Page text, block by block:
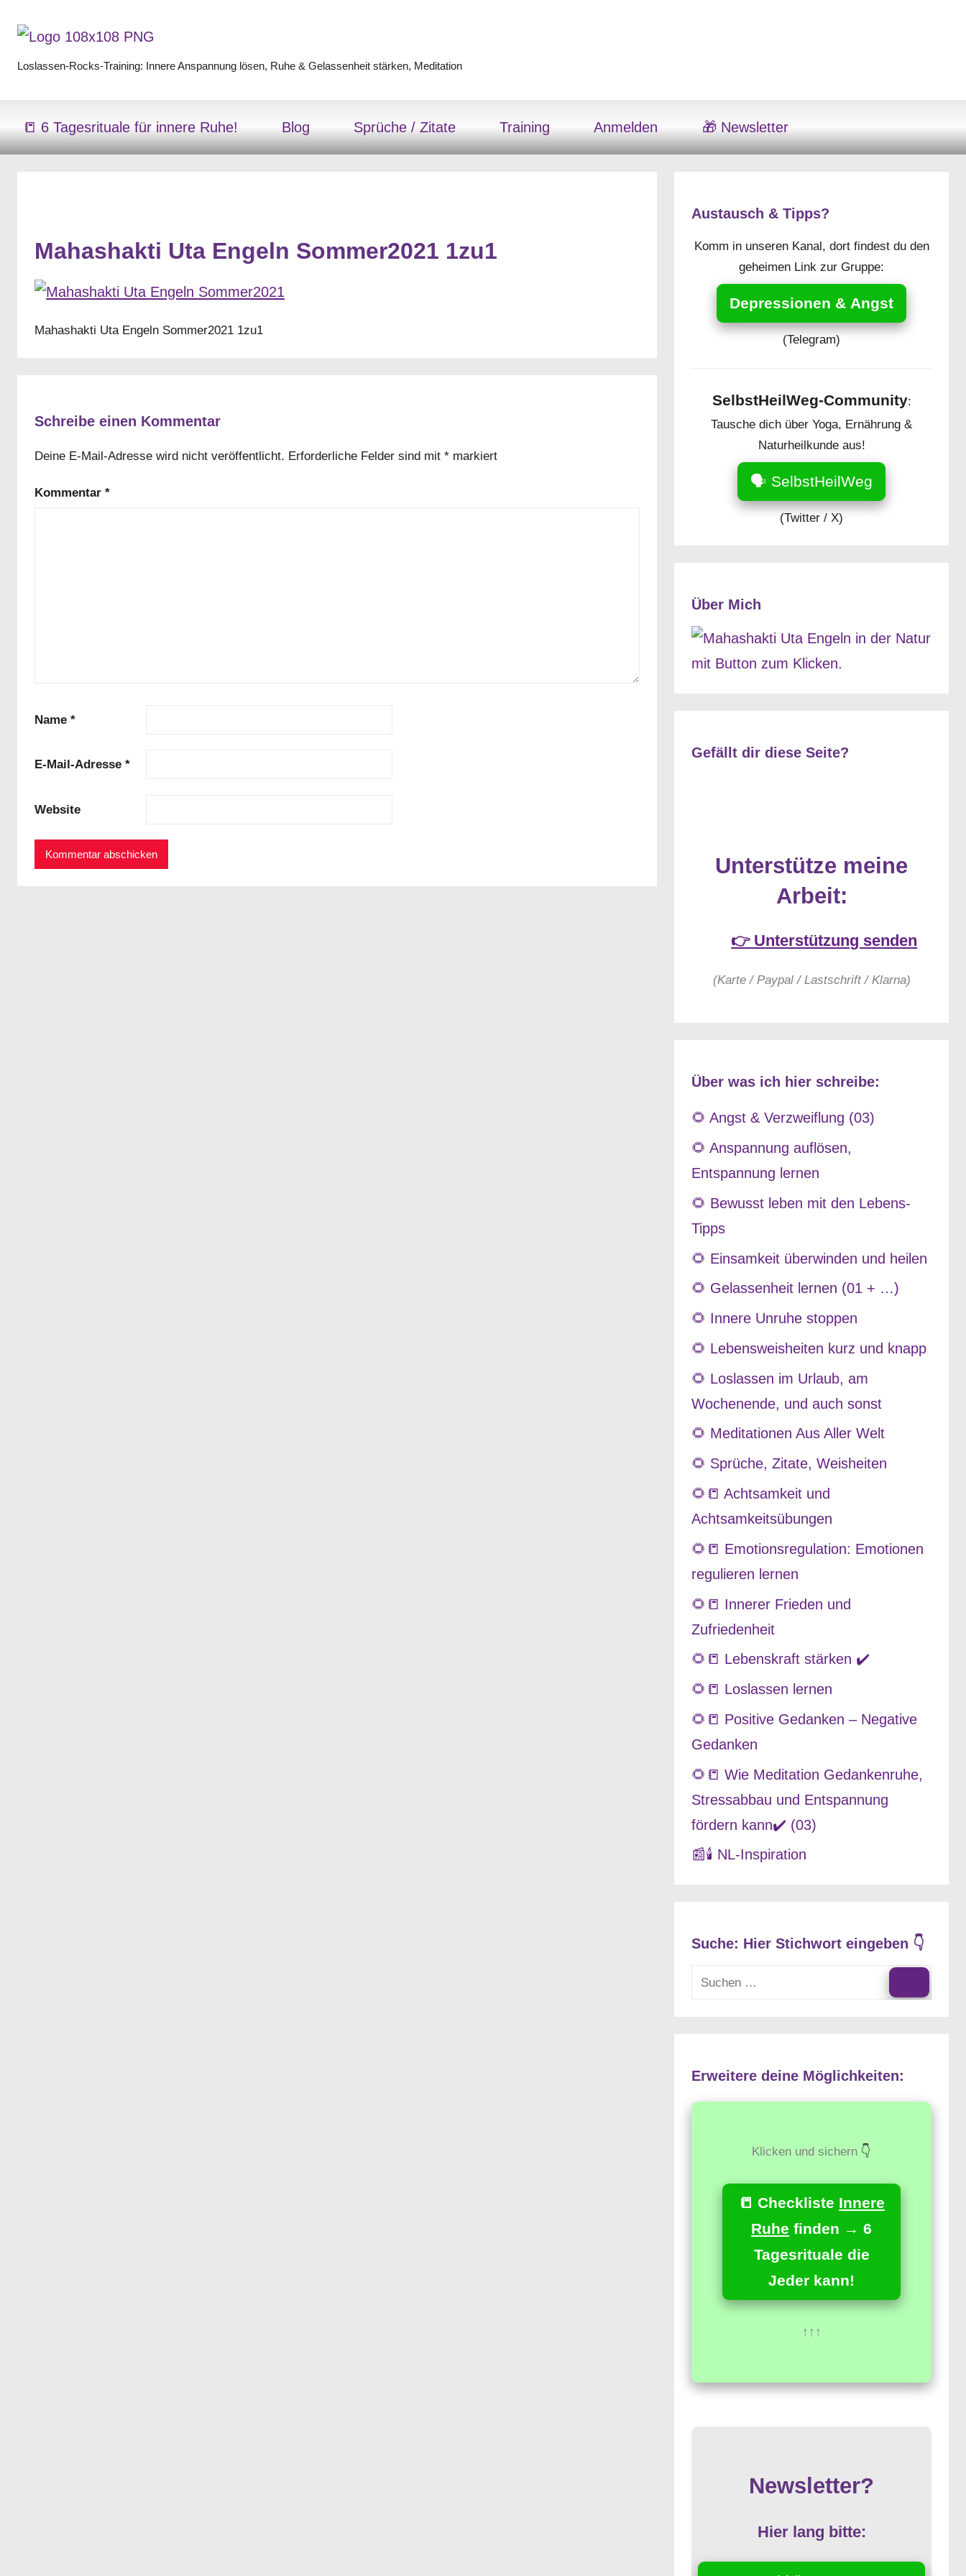
Inhalt
springen
Loslassen-
Rocks-
Loslassen-Rocks-Training: Innere Anspannung lösen, Ruhe & Gelassenheit stärken, Meditation
📒 6 Tagesrituale für innere Ruhe! Blog Sprüche / Zitate Training Anmelden 🎁 Newsletter
Mahashakti Uta Engeln Sommer2021 1zu1
Mahashakti Uta Engeln Sommer2021 1zu1
Schreibe einen Kommentar
Deine E-Mail-Adresse wird nicht veröffentlicht. Erforderliche Felder sind mit * markiert
Kommentar *
Name *
E-Mail-Adresse *
Website
Austausch & Tipps?
Komm in unseren Kanal, dort findest du den
geheimen Link zur Gruppe:
Depressionen & Angst
(Telegram)
SelbstHeilWeg-Community:
Tausche dich über Yoga, Ernährung &
Naturheilkunde aus!
🗣️ SelbstHeilWeg
(Twitter / X)
Über Mich
Gefällt dir diese Seite?
Unterstütze meine
Arbeit:
👉 Unterstützung senden
(Karte / Paypal / Lastschrift / Klarna)
Über was ich hier schreibe:
🌻 Angst & Verzweiflung (03)
🌻 Anspannung auflösen,
Entspannung lernen
🌻 Bewusst leben mit den Lebens-
Tipps
🌻 Einsamkeit überwinden und heilen
🌻 Gelassenheit lernen (01 + …)
🌻 Innere Unruhe stoppen
🌻 Lebensweisheiten kurz und knapp
🌻 Loslassen im Urlaub, am
Wochenende, und auch sonst
🌻 Meditationen Aus Aller Welt
🌻 Sprüche, Zitate, Weisheiten
🌻📒 Achtsamkeit und
Achtsamkeitsübungen
🌻📒 Emotionsregulation: Emotionen
regulieren lernen
🌻📒 Innerer Frieden und
Zufriedenheit
🌻📒 Lebenskraft stärken ✔️
🌻📒 Loslassen lernen
🌻📒 Positive Gedanken – Negative
Gedanken
🌻📒 Wie Meditation Gedankenruhe,
Stressabbau und Entspannung
fördern kann✔️ (03)
📰🕯️ NL-Inspiration
Suche: Hier Stichwort eingeben 👇
Suchen
Erweitere deine Möglichkeiten:
Klicken und sichern 👇
📒 Checkliste Innere
Ruhe finden → 6
Tagesrituale die
Jeder kann!
↑↑↑
Newsletter?
Hier lang bitte: